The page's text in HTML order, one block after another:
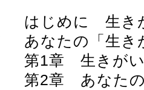
はじめに 生き
あなたの「生き
第1章 生きが
第2章 あなた